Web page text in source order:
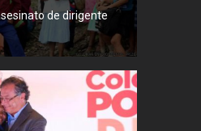
de dirigente